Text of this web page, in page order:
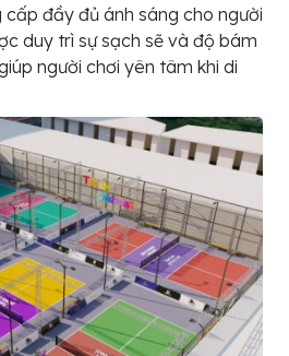
đầy đủ ánh sáng cho người
duy trì sự sạch sẽ và độ bám
người chơi yên tâm khi di